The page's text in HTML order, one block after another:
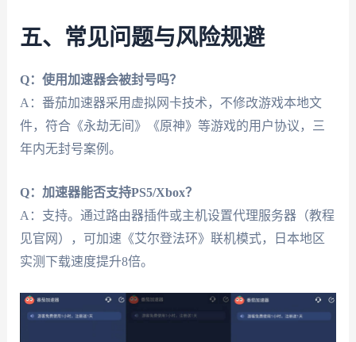
五、常见问题与风险规避
Q：使用加速器会被封号吗？
A：番茄加速器采用虚拟网卡技术，不修改游戏本地文
件，符合《永劫无间》《原神》等游戏的用户协议，三
年内无封号案例。
Q：加速器能否支持PS5/Xbox？
A：支持。通过路由器插件或主机设置代理服务器（教程
见官网），可加速《艾尔登法环》联机模式，日本地区
实测下载速度提升8倍。